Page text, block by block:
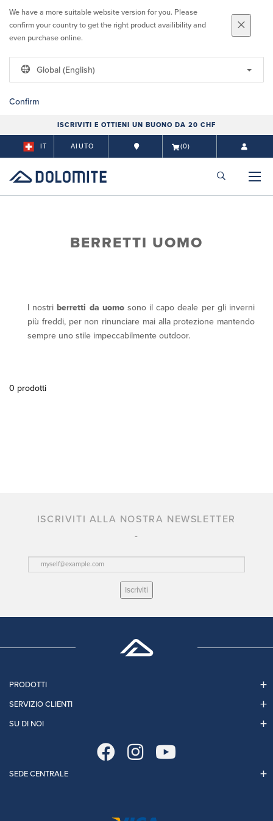
We have a more suitable website version for you. Please
confirm your country to get the right product availibility and
even purchase online.
Global (English)
Confirm
ISCRIVITI E OTTIENI UN BUONO DA 20 CHF
IT AIUTO (0)
BERRETTI UOMO
I nostriberretti da uomo sono il capo deale per gli inverni
più freddi, per non rinunciare mai alla protezione mantendo
sempre uno stile impeccabilmente outdoor.
0 prodotti
ISCRIVITI ALLA NOSTRA NEWSLETTER
Iscriviti
PRODOTTI
SERVIZIO CLIENTI
SU DI NOI
SEDE CENTRALE